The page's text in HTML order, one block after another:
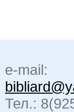
e-mail:
Тел.: